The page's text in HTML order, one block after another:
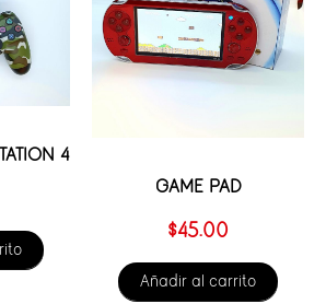
4
GAME PAD
$45.00
Añadir al carrito